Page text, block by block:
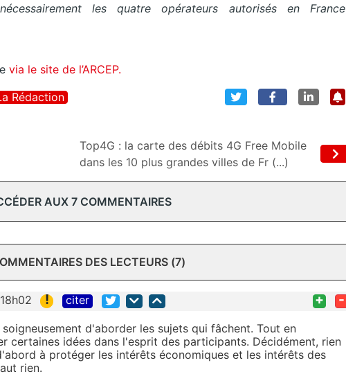
les quatre opérateurs autorisés en France
via le site de l’ARCEP.
Rédaction
Top4G : la carte des débits 4G Free Mobile
dans les 10 plus grandes villes de Fr (...)
AUX 7 COMMENTAIRES
DES LECTEURS (7)
! citer + -
d'aborder les sujets qui fâchent. Tout en
certaines idées dans l'esprit des participants. Décidément, rien
à protéger les intérêts économiques et les intérêts des
rien.